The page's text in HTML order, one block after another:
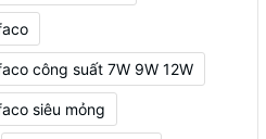
công suất 7W 9W 12W
siêu mỏng